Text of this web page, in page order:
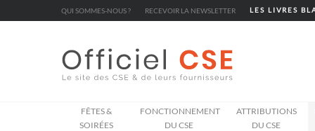
QUI SOMMES-NOUS ? RECEVOIR LA NEWSLETTER LES LIVRES
FÊTES &
SOIRÉES
FONCTIONNEMENT
DU CSE
ATTRIBUTIONS
DU CSE
Cookies management panel